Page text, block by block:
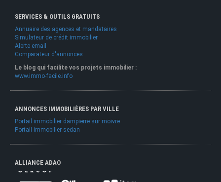
SERVICES & OUTILS GRATUITS
Annuaire des agences et mandataires
Simulateur de crédit immobilier
Alerte email
Comparateur d'annonces
Le blog qui facilite vos projets immobilier :
www.immo-facile.info
ANNONCES IMMOBILIÈRES PAR VILLE
Portail immobilier dampierre sur moivre
Portail immobilier sedan
ALLIANCE ADAO